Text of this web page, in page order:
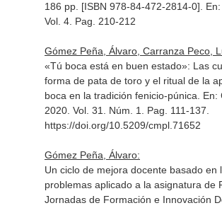
186 pp. [ISBN 978-84-472-2814-0].
Vol. 4. Pag. 210-212
Gómez Peña, Álvaro, Carranza Peco,
«Tú boca está en buen estado»: Las
forma de pata de toro y el ritual de la
boca en la tradición fenicio-púnica. En:
2020. Vol. 31. Núm. 1. Pag. 111-137.
https://doi.org/10.5209/cmpl.71652
Gómez Peña, Álvaro:
Un ciclo de mejora docente basado en
problemas aplicado a la asignatura de
Jornadas de Formación e Innovación